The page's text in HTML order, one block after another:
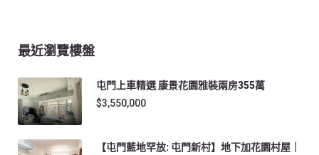
最近瀏覽樓盤
屯門上車精選 康景花園雅裝兩房355萬
$3,550,000
【屯門藍地罕放: 屯門新村】地下加花園村屋｜